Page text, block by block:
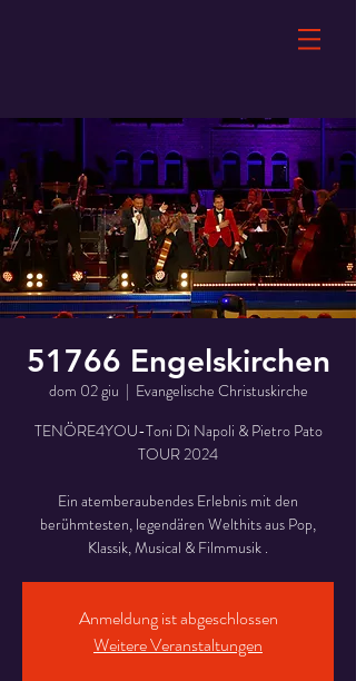
51766 Engelskirchen
dom 02 giu
  |
Evangelische Christuskirche
TENÖRE4YOU-Toni Di Napoli & Pietro Pato
TOUR 2024
Ein atemberaubendes Erlebnis mit den
berühmtesten, legendären Welthits aus Pop,
Klassik, Musical & Filmmusik .
Anmeldung ist abgeschlossen
Weitere Veranstaltungen